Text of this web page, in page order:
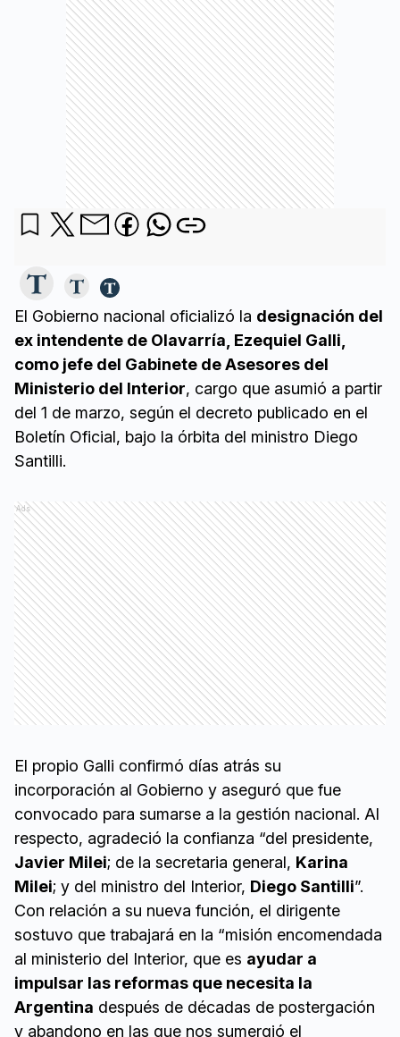
El Gobierno nacional oficializó la designación del
ex intendente de Olavarría, Ezequiel Galli,
como jefe del Gabinete de Asesores del
Ministerio del Interior, cargo que asumió a partir
del 1 de marzo, según el decreto publicado en el
Boletín Oficial, bajo la órbita del ministro Diego
Santilli.
Ads
El propio Galli confirmó días atrás su
incorporación al Gobierno y aseguró que fue
convocado para sumarse a la gestión nacional. Al
respecto, agradeció la confianza “del presidente,
Javier Milei; de la secretaria general, Karina
Milei; y del ministro del Interior, Diego Santilli”.
Con relación a su nueva función, el dirigente
sostuvo que trabajará en la “misión encomendada
al ministerio del Interior, que es ayudar a
impulsar las reformas que necesita la
Argentina después de décadas de postergación
y abandono en las que nos sumergió el